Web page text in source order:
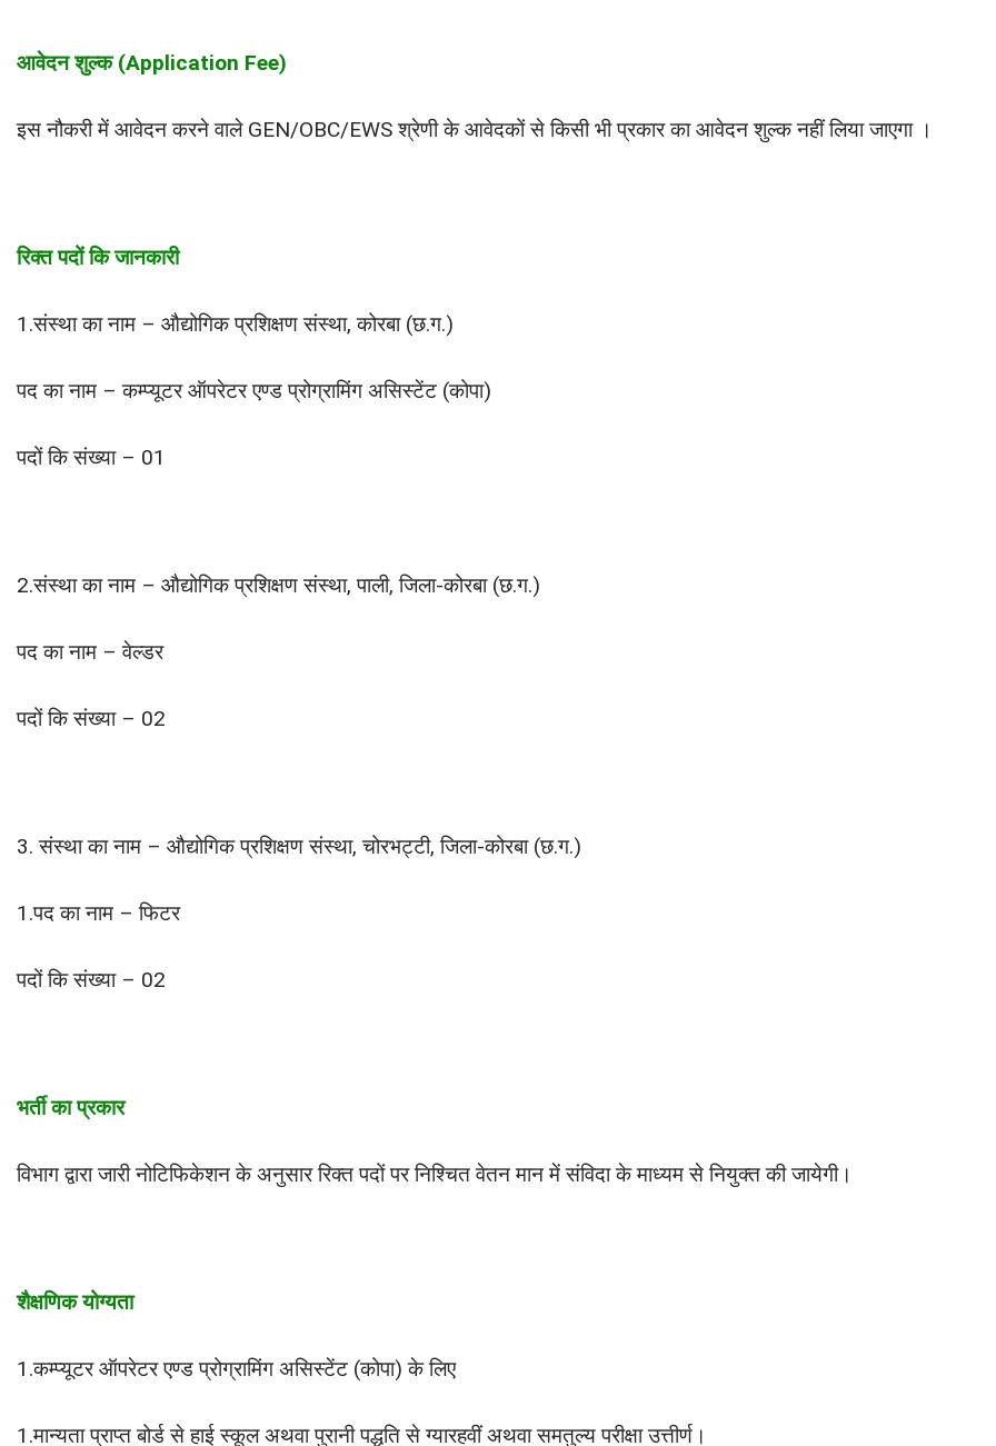
आवेदन शुल्क (Application Fee)
इस नौकरी में आवेदन करने वाले GEN/OBC/EWS श्रेणी के आवेदकों से किसी भी प्रकार का आवेदन शुल्क नहीं लिया जाएगा ।
रिक्त पदों कि जानकारी
1.संस्था का नाम – औद्योगिक प्रशिक्षण संस्था, कोरबा (छ.ग.)
पद का नाम – कम्प्यूटर ऑपरेटर एण्ड प्रोग्रामिंग असिस्टेंट (कोपा)
पदों कि संख्या – 01
2.संस्था का नाम – औद्योगिक प्रशिक्षण संस्था, पाली, जिला-कोरबा (छ.ग.)
पद का नाम – वेल्डर
पदों कि संख्या – 02
3. संस्था का नाम – औद्योगिक प्रशिक्षण संस्था, चोरभट्टी, जिला-कोरबा (छ.ग.)
1.पद का नाम – फिटर
पदों कि संख्या – 02
भर्ती का प्रकार
विभाग द्वारा जारी नोटिफिकेशन के अनुसार रिक्त पदों पर निश्चित वेतन मान में संविदा के माध्यम से नियुक्त की जायेगी।
शैक्षणिक योग्यता
1.कम्प्यूटर ऑपरेटर एण्ड प्रोग्रामिंग असिस्टेंट (कोपा) के लिए
1.मान्यता प्राप्त बोर्ड से हाई स्कूल अथवा पुरानी पद्धति से ग्यारहवीं अथवा समतुल्य परीक्षा उत्तीर्ण।